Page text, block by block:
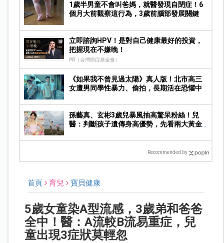
1歲半男童不會叫爸媽，就醫發現自閉症！6
個月大前觀察這行為，3歲前腦部發展關鍵
立即諮詢HPV！是對自己健康最好的投資，
把握現在不嫌晚！
PR（台灣癌症基金會）
《如果我不曾見過太陽》真人版！北市高三
女遭男同學性暴力、偷拍，長期活在恐懼中
孫藝真、玄彬3歲兒暴風抽高驚呆粉絲！兒
醫：判斷孩子遺傳身高優勢，先看兩大黃金
Recommended by
首頁 育兒 寶貝健康
5歲女童染A型流感，3歲弟和爸爸
全中！醫：A流較B流易重症，兒
童出現3症狀莫輕忽